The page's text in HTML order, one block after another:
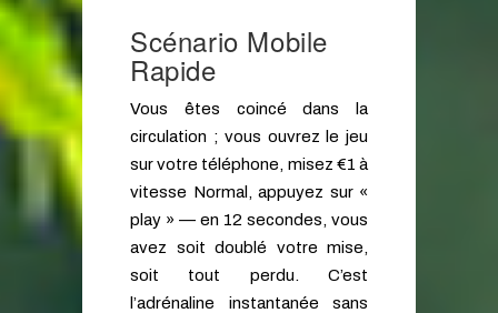
Scénario Mobile
Rapide
Vous êtes coincé dans la
circulation ; vous ouvrez le jeu
sur votre téléphone, misez €1 à
vitesse Normal, appuyez sur «
play » — en 12 secondes, vous
avez soit doublé votre mise,
soit tout perdu. C’est
l’adrénaline instantanée sans